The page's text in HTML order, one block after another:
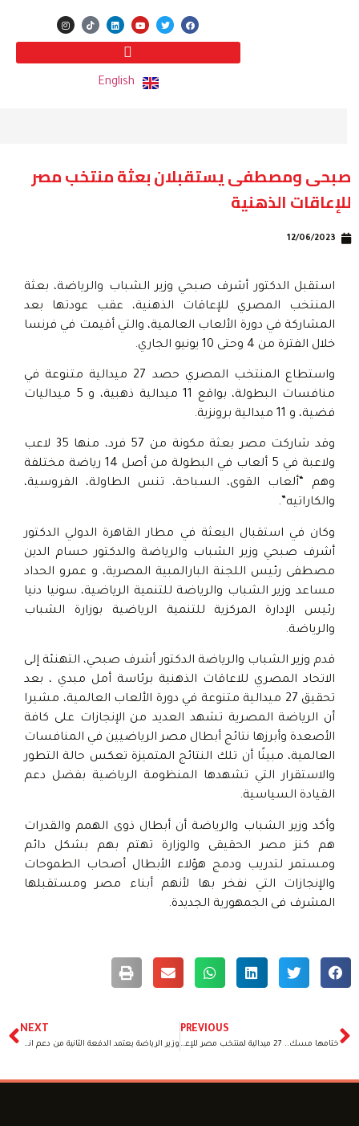
English
صبحى ومصطفى يستقبلان بعثة منتخب مصر
للإعاقات الذهنية
12/06/2023
استقبل الدكتور أشرف صبحي وزير الشباب والرياضة، بعثة
المنتخب المصري للإعاقات الذهنية، عقب عودتها بعد
المشاركة في دورة الألعاب العالمية، والتي أقيمت في فرنسا
خلال الفترة من 4 وحتى 10 يونيو الجاري.
واستطاع المنتخب المصري حصد 27 ميدالية متنوعة في
منافسات البطولة، بواقع 11 ميدالية ذهبية، و 5 ميداليات
فضية، و 11 ميدالية برونزية.
وقد شاركت مصر بعثة مكونة من 57 فرد، منها 35 لاعب
ولاعبة في 5 ألعاب في البطولة من أصل 14 رياضة مختلفة
وهم “ألعاب القوى، السباحة، تنس الطاولة، الفروسية،
والكاراتيه”.
وكان في استقبال البعثة في مطار القاهرة الدولي الدكتور
أشرف صبحي وزير الشباب والرياضة والدكتور حسام الدين
مصطفى رئيس اللجنة البارالمبية المصرية، و عمرو الحداد
مساعد وزير الشباب والرياضة للتنمية الرياضية، سونيا دنيا
رئيس الإدارة المركزية للتنمية الرياضية بوزارة الشباب
والرياضة.
قدم وزير الشباب والرياضة الدكتور أشرف صبحي، التهنئة إلى
الاتحاد المصري للاعاقات الذهنية برئاسة أمل مبدي ، بعد
تحقيق 27 ميدالية متنوعة في دورة الألعاب العالمية، مشيرا
أن الرياضة المصرية تشهد العديد من الإنجازات على كافة
الأصعدة وأبرزها نتائج أبطال مصر الرياضيين في المنافسات
العالمية، مبينًا أن تلك النتائج المتميزة تعكس حالة التطور
والاستقرار التي تشهدها المنظومة الرياضية بفضل دعم
القيادة السياسية.
وأكد وزير الشباب والرياضة أن أبطال ذوى الهمم والقدرات
هم كنز مصر الحقيقى والوزارة تهتم بهم بشكل دائم
ومستمر لتدريب ودمج هؤلاء الأبطال أصحاب الطموحات
والإنجازات التي نفخر بها لأنهم أبناء مصر ومستقبلها
المشرف فى الجمهورية الجديدة.
PREVIOUS
ختامها مسك.. 27 ميدالية لمنتخب مصر للإعاقات الذهنية في دورة الألعاب العالمية
NEXT
وزير الرياضة يعتمد الدفعة الثانية من دعم اندية ذوي الاعاقة